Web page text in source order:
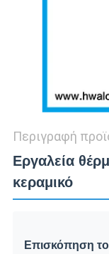
Περιγραφή
Εργαλεία
κεραμικό
Επισκόπηση